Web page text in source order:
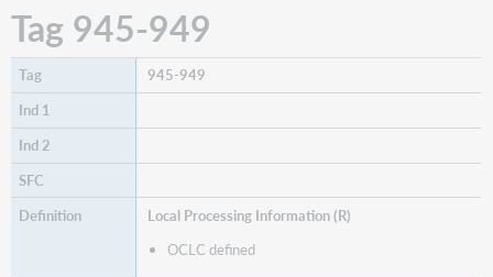
Tag 945-949
945-949
Local Processing Information (R)
OCLC defined